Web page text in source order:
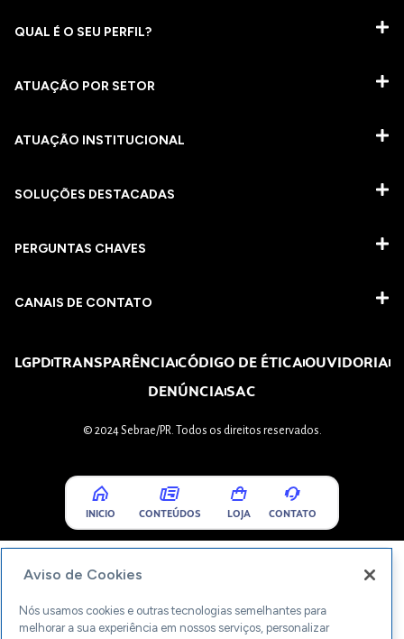
QUAL É O SEU PERFIL?
ATUAÇÃO POR SETOR
ATUAÇÃO INSTITUCIONAL
SOLUÇÕES DESTACADAS
PERGUNTAS CHAVES​
CANAIS DE CONTATO
LGPDTRANSPARÊNCIACÓDIGO DE ÉTICAOUVIDORIA
DENÚNCIASAC
© 2024 Sebrae/PR. Todos os direitos reservados.
INICIO CONTEÚDOS LOJA CONTATO
Aviso de Cookies
Nós usamos cookies e outras tecnologias semelhantes para
melhorar a sua experiência em nossos serviços, personalizar